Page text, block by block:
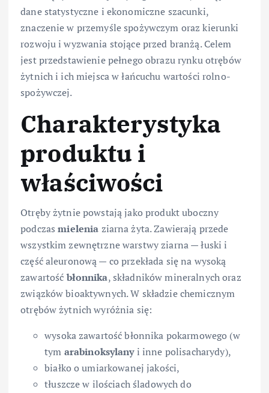
dane statystyczne i ekonomiczne szacunki,
znaczenie w przemyśle spożywczym oraz kierunki
rozwoju i wyzwania stojące przed branżą. Celem
jest przedstawienie pełnego obrazu rynku otrębów
żytnich i ich miejsca w łańcuchu wartości rolno-
spożywczej.
Charakterystyka
produktu i
właściwości
Otręby żytnie powstają jako produkt uboczny
podczasmielenia ziarna żyta. Zawierają przede
wszystkim zewnętrzne warstwy ziarna — łuski i
część aleuronową — co przekłada się na wysoką
zawartość błonnika, składników mineralnych oraz
związków bioaktywnych. W składzie chemicznym
otrębów żytnich wyróżnia się:
wysoka zawartość błonnika pokarmowego (w
tym arabinoksylanyi inne polisacharydy),
białko o umiarkowanej jakości,
tłuszcze w ilościach śladowych do